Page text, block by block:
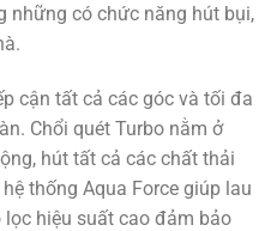
những có chức năng hút bụi,
cận tất cả các góc và tối đa
Chổi quét Turbo nằm ở
hút tất cả các chất thải
thống Aqua Force giúp lau
hiệu suất cao đảm bảo